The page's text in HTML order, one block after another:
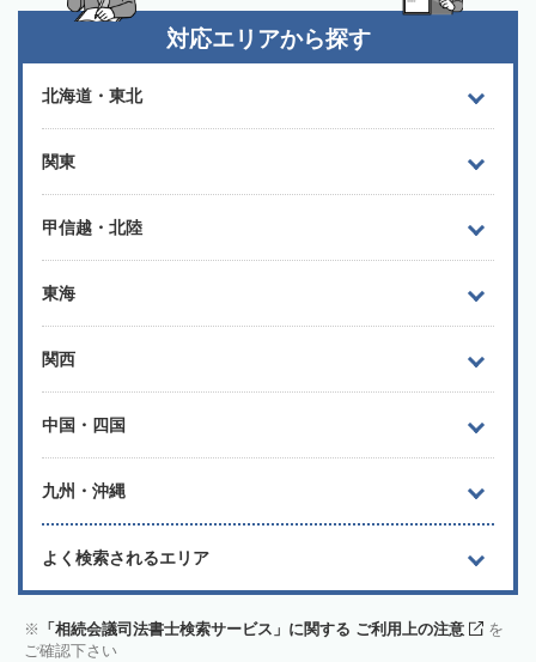
対応エリアから探す
北海道・東北
関東
甲信越・北陸
東海
関西
中国・四国
九州・沖縄
よく検索されるエリア
「相続会議司法書士検索サービス」に関する ご利用上の注意
を
ご確認下さい